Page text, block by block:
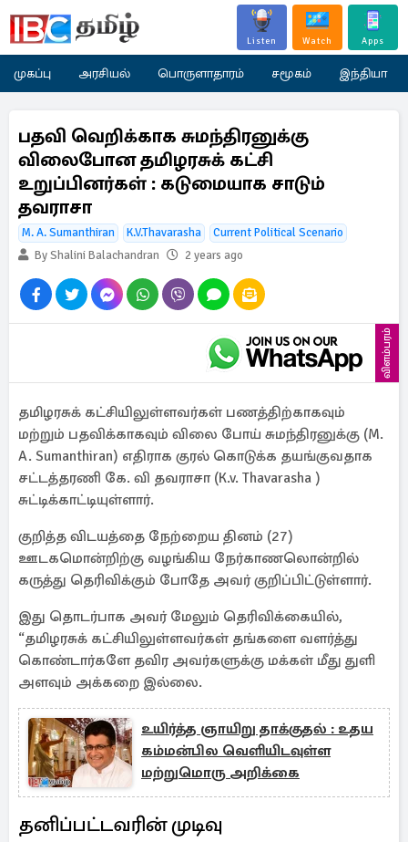
Listen Watch Apps
முகப்பு அரசியல் பொருளாதாரம் சமூகம் இந்தியா
பதவி வெறிக்காக சுமந்திரனுக்கு
விலைபோன தமிழரசுக் கட்சி
உறுப்பினர்கள் : கடுமையாக சாடும்
தவராசா
M. A. Sumanthiran K.V.Thavarasha
Current Political Scenario
By Shalini Balachandran
2 years ago
விளம்பரம்
தமிழரசுக் கட்சியிலுள்ளவர்கள் பணத்திற்காகவும்
மற்றும் பதவிக்காகவும் விலை போய் சுமந்திரனுக்கு (M.
A. Sumanthiran) எதிராக குரல் கொடுக்க தயங்குவதாக
சட்டத்தரணி கே. வி தவராசா (K.v. Thavarasha )
சுட்டிக்காட்டியுள்ளார்.
குறித்த விடயத்தை நேற்றைய தினம் (27)
ஊடகமொன்றிற்கு வழங்கிய நேர்காணலொன்றில்
கருத்து தெரிவிக்கும் போதே அவர் குறிப்பிட்டுள்ளார்.
இது தொடர்பாக அவர் மேலும் தெரிவிக்கையில்,
“தமிழரசுக் கட்சியிலுள்ளவர்கள் தங்களை வளர்த்து
கொண்டார்களே தவிர அவர்களுக்கு மக்கள் மீது துளி
அளவும் அக்கறை இல்லை.
உயிர்த்த ஞாயிறு தாக்குதல் : உதய
கம்மன்பில வெளியிடவுள்ள
மற்றுமொரு அறிக்கை
தனிப்பட்டவரின் முடிவு